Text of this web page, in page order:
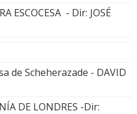
ESCOCESA - Dir: JOSÉ
de Scheherazade - DAVID
DE LONDRES -Dir: